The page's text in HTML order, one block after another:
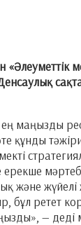
«Әлеуметтік
ең маңызды
құнды
және жүйелі
бұл ретет
— деді